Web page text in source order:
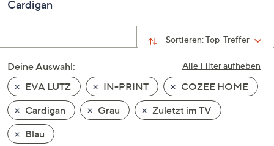
Pfeiltasten
nach
und
nach
unten
oder
wischen
Sie
auf
Cardigan
Sortieren:Top-Treffer
Alle Filter aufheben
Deine Auswahl:
EVA LUTZ
IN-PRINT
COZEE HOME
Cardigan
Grau
Zuletzt im TV
Blau